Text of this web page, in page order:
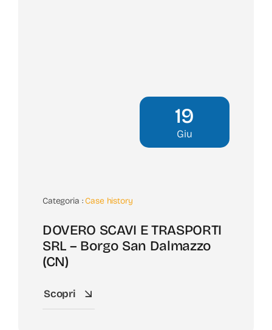
19
Giu
Categoria : Case history
DOVERO SCAVI E TRASPORTI
SRL – Borgo San Dalmazzo
(CN)
Scopri